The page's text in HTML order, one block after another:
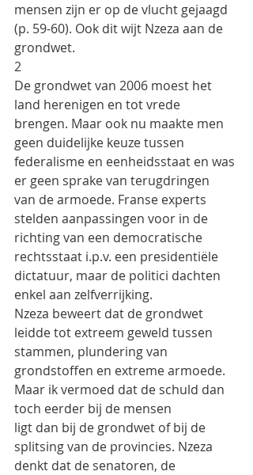
mensen zijn er op de vlucht gejaagd
(p. 59-60). Ook dit wijt Nzeza aan de
grondwet.
2
De grondwet van 2006 moest het
land herenigen en tot vrede
brengen. Maar ook nu maakte men
geen duidelijke keuze tussen
federalisme en eenheidsstaat en was
er geen sprake van terugdringen
van de armoede. Franse experts
stelden aanpassingen voor in de
richting van een democratische
rechtsstaat i.p.v. een presidentiële
dictatuur, maar de politici dachten
enkel aan zelfverrijking.
Nzeza beweert dat de grondwet
leidde tot extreem geweld tussen
stammen, plundering van
grondstoffen en extreme armoede.
Maar ik vermoed dat de schuld dan
toch eerder bij de mensen
ligt dan bij de grondwet of bij de
splitsing van de provincies. Nzeza
denkt dat de senatoren, de